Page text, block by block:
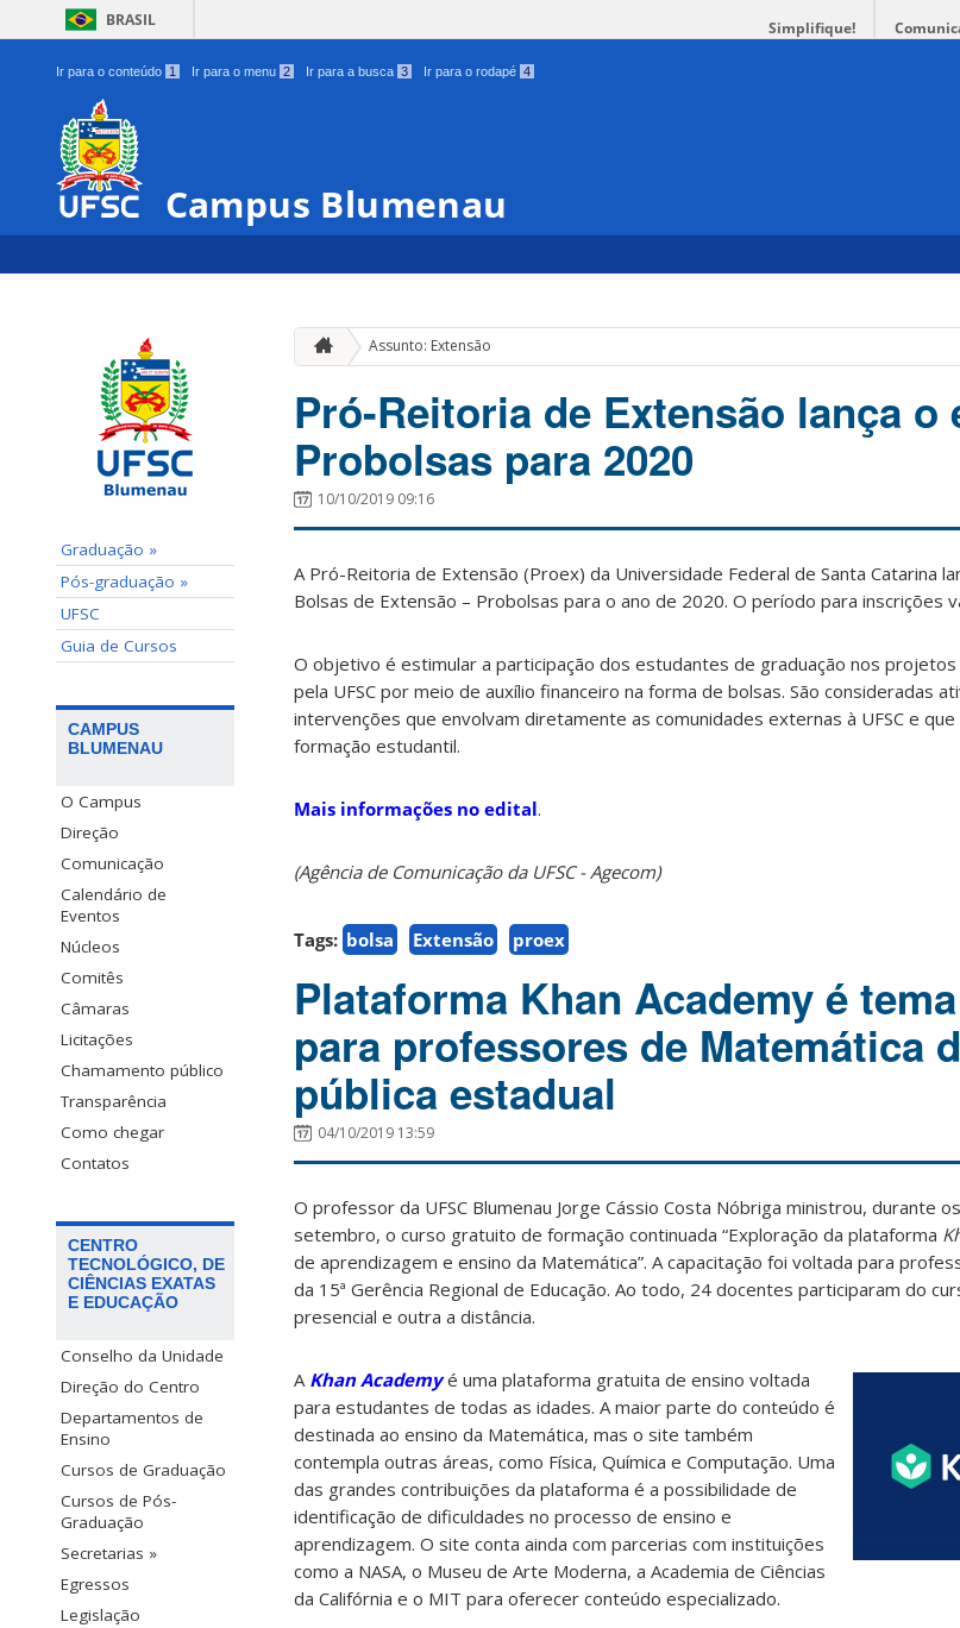
BRASIL Simplifique!
Ir para o conteúdo 1 Ir para o menu 2 Ir para a busca 3 Ir para o rodapé 4
Campus Blumenau
Graduação »
Pós-graduação »
UFSC
Guia de Cursos
CAMPUS
BLUMENAU
O Campus
Direção
Comunicação
Calendário de
Eventos
Núcleos
Comitês
Câmaras
Licitações
Chamamento público
Transparência
Como chegar
Contatos
CENTRO
TECNOLÓGICO, DE
CIÊNCIAS EXATAS
E EDUCAÇÃO
Conselho da Unidade
Direção do Centro
Departamentos de
Ensino
Cursos de Graduação
Cursos de Pós-
Graduação
Secretarias »
Egressos
Legislação
Assunto: Extensão
Pró-Reitoria de Extensão lança o
Probolsas para 2020
10/10/2019 09:16
A Pró-Reitoria de Extensão (Proex) da Universidade Federal de Santa Catarina
Bolsas de Extensão – Probolsas para o ano de 2020. O período para inscrições
O objetivo é estimular a participação dos estudantes de graduação nos
pela UFSC por meio de auxílio financeiro na forma de bolsas. São consideradas
intervenções que envolvam diretamente as comunidades externas à UFSC e
formação estudantil.
Mais informações no edital.
(Agência de Comunicação da UFSC - Agecom)
Tags: bolsa Extensão proex
Plataforma Khan Academy é
para professores de Matemática
pública estadual
04/10/2019 13:59
O professor da UFSC Blumenau Jorge Cássio Costa Nóbriga ministrou, durante
setembro, o curso gratuito de formação continuada “Exploração da plataforma
de aprendizagem e ensino da Matemática”. A capacitação foi voltada para
da 15ª Gerência Regional de Educação. Ao todo, 24 docentes participaram do
presencial e outra a distância.
A Khan Academyé uma plataforma gratuita de ensino voltada
para estudantes de todas as idades. A maior parte do conteúdo é
destinada ao ensino da Matemática, mas o site também
contempla outras áreas, como Física, Química e Computação. Uma
das grandes contribuições da plataforma é a possibilidade de
identificação de dificuldades no processo de ensino e
aprendizagem. O site conta ainda com parcerias com instituições
como a NASA, o Museu de Arte Moderna, a Academia de Ciências
da Califórnia e o MIT para oferecer conteúdo especializado.